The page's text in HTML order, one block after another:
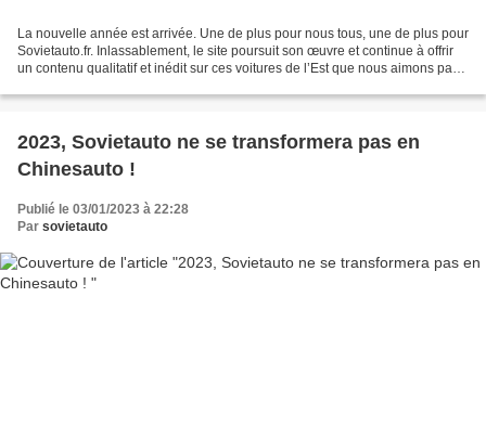
La nouvelle année est arrivée. Une de plus pour nous tous, une de plus pour
Sovietauto.fr. Inlassablement, le site poursuit son œuvre et continue à offrir
un contenu qualitatif et inédit sur ces voitures de l’Est que nous aimons par-
2023, Sovietauto ne se transformera pas en
Chinesauto !
Publié le 03/01/2023 à 22:28
Par sovietauto